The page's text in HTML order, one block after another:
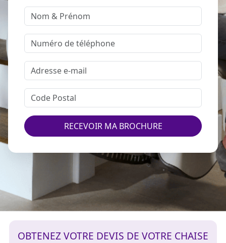
RECEVOIR MA BROCHURE
OBTENEZ VOTRE DEVIS DE VOTRE CHAISE